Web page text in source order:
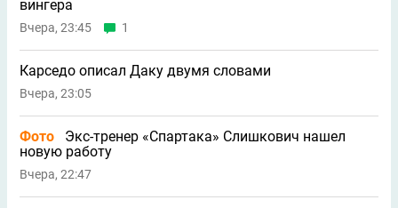
вингера
Вчера, 23:45 1
Карседо описал Даку двумя словами
Вчера, 23:05
Фото
Экс-тренер «Спартака» Слишкович нашел
новую работу
Вчера, 22:47